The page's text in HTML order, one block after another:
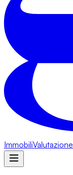
ImmobiliValutazione